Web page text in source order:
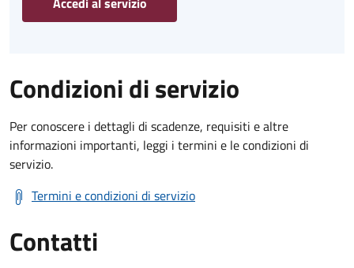
Condizioni di servizio
Per conoscere i dettagli di scadenze, requisiti e altre
informazioni importanti, leggi i termini e le condizioni di
servizio.
Termini e condizioni di servizio
Contatti